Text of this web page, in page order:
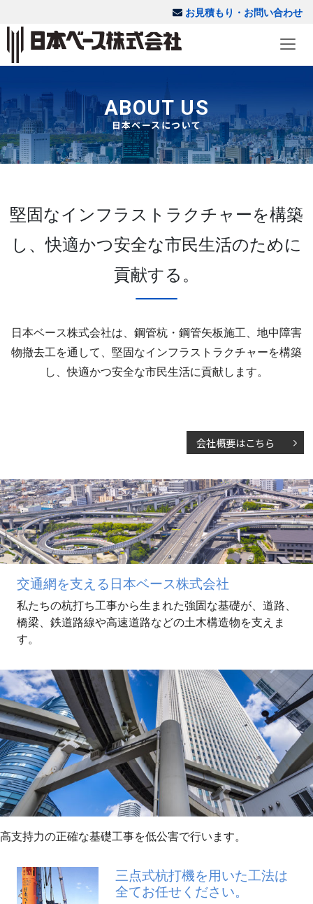
お見積もり・お問い合わせ
ABOUT US
日本ベースについて
堅固なインフラストラクチャーを構築
し、快適かつ安全な市民生活のために
貢献する。
日本ベース株式会社は、鋼管杭・鋼管矢板施工、 地中障害
物撤去工を通して、堅固なインフラストラクチャーを構築
し、快適かつ安全な市民生活に貢献します。
会社概要はこちら
交通網を支える日本ベース株式会社
私たちの杭打ち工事から生まれた強固な基礎が、 道路、
橋梁、鉄道路線や高速道路などの土木構造物を支えま
す。
高支持力の正確な基礎工事を低公害で行います。
三点式杭打機を用いた工法は
全てお任せください。